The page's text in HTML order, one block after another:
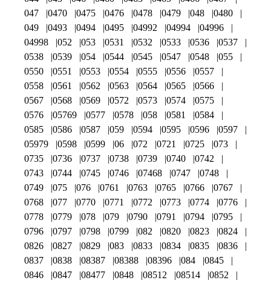
047
0470 0475 0476 0478 0479 048
0480
049
0493 0494 0495 04992 04994
04996
04998
052 053 0531 0532 0533 0536
0537
0538
0539 054 0544 0545 0547 0548
055
0550
0551 0553 0554 0555 0556
0557
0558
0561 0562 0563 0564 0565
0566
0567
0568 0569 0572 0573 0574
0575
0576
05769 0577 0578 058 0581
0584
0585
0586 0587 059 0594 0595 0596
0597
05979
0598 0599 06 072 0721 0725
073
0735
0736 0737 0738 0739 0740
0742
0743
0744 0745 0746 07468 0747
0748
0749
075 076 0761 0763 0765 0766
0767
0768
077 0770 0771 0772 0773 0774
0776
0778
0779 078 079 0790 0791 0794
0795
0796
0797 0798 0799 082 0820 0823
0824
0826
0827 0829 083 0833 0834 0835
0836
0837
0838 08387 08388 08396 084
0845
0846
0847 08477 0848 08512 08514
0852